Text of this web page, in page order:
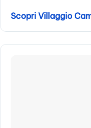
Scopri Villaggio